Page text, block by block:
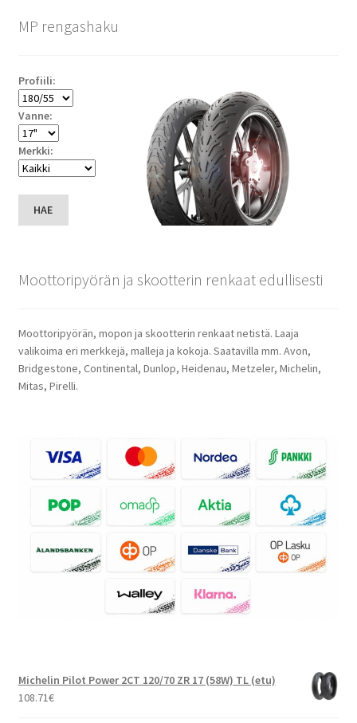
MP rengashaku
Profiili:
Vanne:
Merkki:
HAE
Moottoripyörän ja skootterin renkaat edullisesti
Moottoripyörän, mopon ja skootterin renkaat netistä. Laaja
valikoima eri merkkejä, malleja ja kokoja. Saatavilla mm. Avon,
Bridgestone, Continental, Dunlop, Heidenau, Metzeler, Michelin,
Mitas, Pirelli.
Michelin Pilot Power 2CT 120/70 ZR 17 (58W) TL (etu)
108.71€